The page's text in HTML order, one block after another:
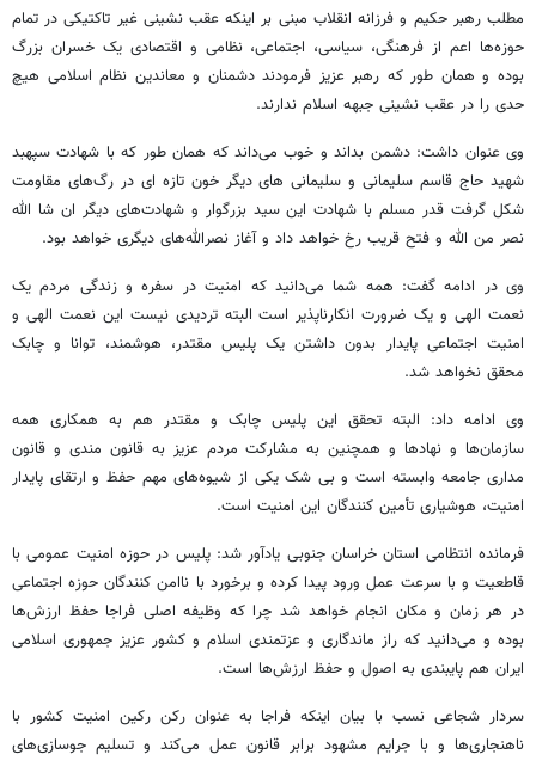
مطلب رهبر حکیم و فرزانه انقلاب مبنی بر اینکه عقب نشینی غیر تاکتیکی در تمام
حوزه‌ها اعم از فرهنگی، سیاسی، اجتماعی، نظامی و اقتصادی یک خسران بزرگ
بوده و همان طور که رهبر عزیز فرمودند دشمنان و معاندین نظام اسلامی هیچ
حدی را در عقب نشینی جبهه اسلام ندارند.
وی عنوان داشت: دشمن بداند و خوب می‌داند که همان طور که با شهادت سپهبد
شهید حاج قاسم سلیمانی و سلیمانی هایدیگر خون تازه ای در رگ‌های مقاومت
شکل گرفت قدر مسلم با شهادت این سید بزرگوار و شهادت‌های دیگر ان شا الله
نصر من الله و فتح قریب رخ خواهد داد و آغاز نصرالله‌های دیگری خواهد بود.
وی در ادامه گفت: همه شما می‌دانید که امنیت در سفره و زندگی مردم یک
نعمت الهی و یک ضرورت انکارناپذیر است البته تردیدی نیست این نعمت الهی و
امنیت اجتماعی پایدار بدون داشتن یک پلیس مقتدر، هوشمند، توانا و چابک
محقق نخواهد شد.
وی ادامه داد: البته تحقق این پلیس چابک و مقتدر هم به همکاری همه
سازمان‌ها و نهادها و همچنین به مشارکت مردم عزیز به قانون مندی و قانون
مداری جامعه وابسته است و بی شک یکی از شیوه‌های مهم حفظ و ارتقای پایدار
امنیت، هوشیاری تأمین کنندگان این امنیت است.
فرمانده انتظامی استان خراسان جنوبی یادآور شد: پلیس در حوزه امنیت عمومی با
قاطعیت و با سرعت عمل ورود پیدا کرده و برخورد با ناامن کنندگان حوزه اجتماعی
در هر زمان و مکان انجام خواهد شد چرا که وظیفه اصلی فراجا حفظ ارزش‌ها
بوده و می‌دانید که راز ماندگاری و عزتمندی اسلام و کشور عزیز جمهوری اسلامی
ایران هم پایبندی به اصول و حفظ ارزش‌ها است.
سردار شجاعی نسب با بیان اینکه فراجا به عنوان رکنرکین امنیت کشور با
ناهنجاری‌ها و با جرایم مشهود برابر قانون عمل می‌کند و تسلیم جوسازی‌های